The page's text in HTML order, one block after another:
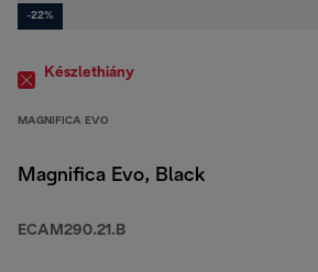
-22%
Készlethiány
MAGNIFICA EVO
Magnifica Evo, Black
ECAM290.21.B